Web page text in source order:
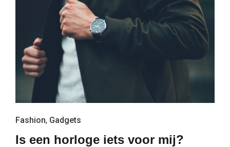
Fashion, Gadgets
Is een horloge iets voor mij?